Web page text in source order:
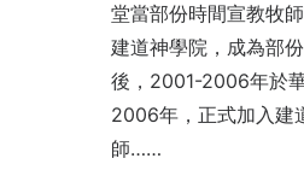
堂當部份時間宣教牧
建道神學院，成為部
後，2001-2006年於
2006年，正式加入建
師……